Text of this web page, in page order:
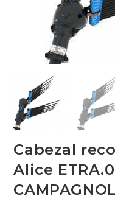
Cabezal
Alice